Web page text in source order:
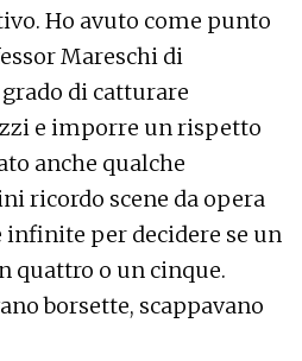
Ho avuto come punto
Mareschi di
di catturare
e imporre un rispetto
anche qualche
ricordo scene da opera
infinite per decidere se un
quattro o un cinque.
borsette, scappavano